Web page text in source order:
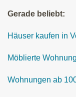
Gerade beliebt:
Häuser kaufen in
Möblierte
Wohnungen ab